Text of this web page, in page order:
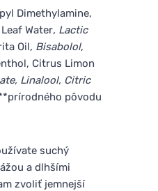
Dimethylamine,
Water, Lactic
Oil, Bisabolol,
Citrus Limon
Linalool, Citric
pôvodu
suchý
a dlhšími
zvoliť jemnejší